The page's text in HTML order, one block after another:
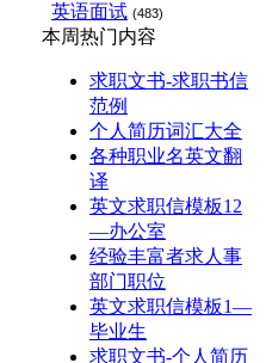
英语面试 (483)
本周热门内容
求职文书-求职书信
范例
个人简历词汇大全
各种职业名英文翻
译
英文求职信模板12
—办公室
经验丰富者求人事
部门职位
英文求职信模板1—
毕业生
求职文书-个人简历